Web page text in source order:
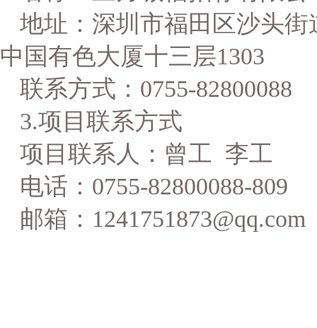
地址：深圳市福田区沙头
中国有色大厦十三层1303
联系方式： 0755-82800088
3.项目联系方式
项目联系人：曾工 李工
电话： 0755-82800088-809
邮箱： 1241751873@qq.com